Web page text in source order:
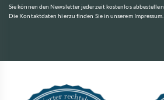
Sie können den Newsletter jederzeit kostenlos abbestellen.
Die Kontaktdaten hierzu finden Sie in unserem Impressum.